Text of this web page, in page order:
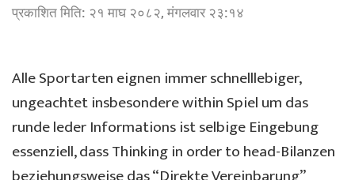
प्रकाशित मिति: २१ माघ २०८२, मंगलवार २३:१४
Alle Sportarten eignen immer schnelllebiger,
ungeachtet insbesondere within Spiel um das
runde leder Informations ist selbige Eingebung
essenziell, dass Thinking in order to head-Bilanzen